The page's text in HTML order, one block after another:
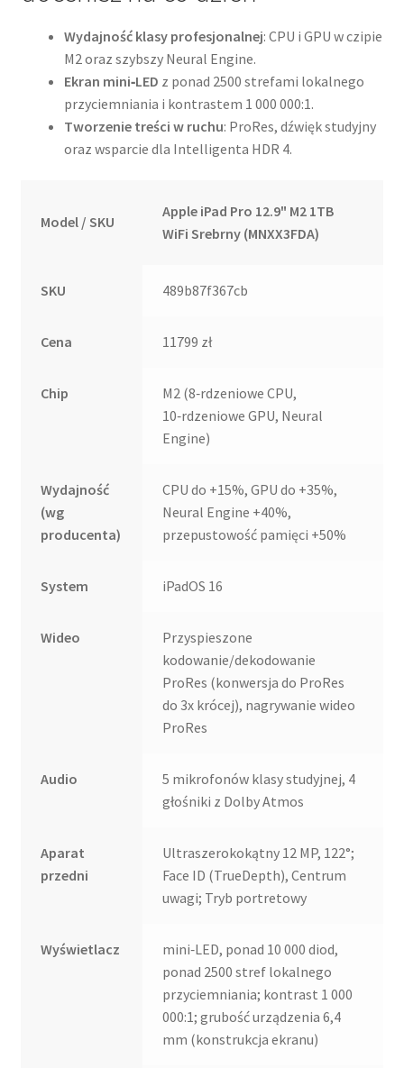
Wydajność klasy profesjonalnej: CPU i GPU w czipie
M2 oraz szybszy Neural Engine.
Ekran mini‑LED z ponad 2500 strefami lokalnego
przyciemniania i kontrastem 1 000 000:1.
Tworzenie treści w ruchu: ProRes, dźwięk studyjny
oraz wsparcie dla Intelligenta HDR 4.
Model / SKU
Apple iPad Pro 12.9" M2 1TB
WiFi Srebrny (MNXX3FDA)
SKU 489b87f367cb
Cena 11799 zł
Chip
M2 (8‑rdzeniowe CPU,
10‑rdzeniowe GPU, Neural
Engine)
Wydajność
(wg
producenta)
CPU do +15%, GPU do +35%,
Neural Engine +40%,
przepustowość pamięci +50%
System iPadOS 16
Wideo
Przyspieszone
kodowanie/dekodowanie
ProRes (konwersja do ProRes
do 3x krócej), nagrywanie wideo
ProRes
Audio
5 mikrofonów klasy studyjnej, 4
głośniki z Dolby Atmos
Aparat
przedni
Ultraszerokokątny 12 MP, 122°;
Face ID (TrueDepth), Centrum
uwagi; Tryb portretowy
Wyświetlacz
mini‑LED, ponad 10 000 diod,
ponad 2500 stref lokalnego
przyciemniania; kontrast 1 000
000:1; grubość urządzenia 6,4
mm (konstrukcja ekranu)